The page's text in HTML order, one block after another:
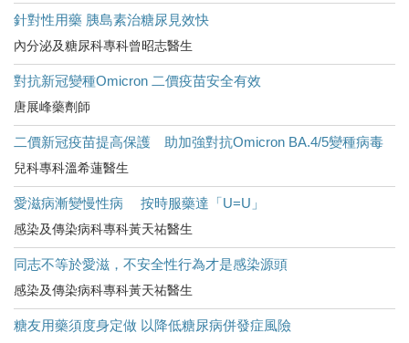
針對性用藥 胰島素治糖尿見效快
內分泌及糖尿科專科曾昭志醫生
對抗新冠變種Omicron 二價疫苗安全有效
唐展峰藥劑師
二價新冠疫苗提高保護 助加強對抗Omicron BA.4/5變種病毒
兒科專科溫希蓮醫生
愛滋病漸變慢性病 按時服藥達「U=U」
感染及傳染病科專科黃天祐醫生
同志不等於愛滋，不安全性行為才是感染源頭
感染及傳染病科專科黃天祐醫生
糖友用藥須度身定做 以降低糖尿病併發症風險